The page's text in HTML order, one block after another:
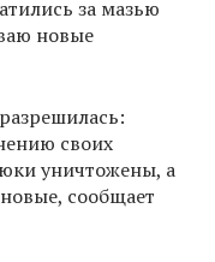
за мазью
новые
своих
уничтожены, а
сообщает